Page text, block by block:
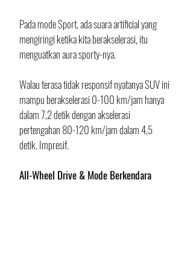
Pada mode Sport, ada suara artificial yang
mengiringi ketika kita berakselerasi, itu
menguatkan aura sporty-nya.
Walau terasa tidak responsif nyatanya SUV ini
mampu berakselerasi 0-100 km/jam hanya
dalam 7,2 detik dengan akselerasi
pertengahan 80-120 km/jam dalam 4,5
detik. Impresif.
All-Wheel Drive & Mode Berkendara